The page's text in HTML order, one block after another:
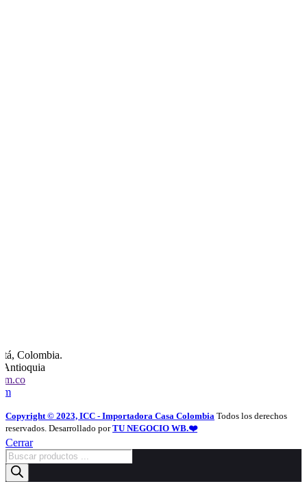
Colombia.
Antioquia
Copyright © 2023, ICC - Importadora Casa Colombia Todos los derechos
reservados. Desarrollado porTU NEGOCIO WB.❤️
Cerrar
Búsqueda
de
productos